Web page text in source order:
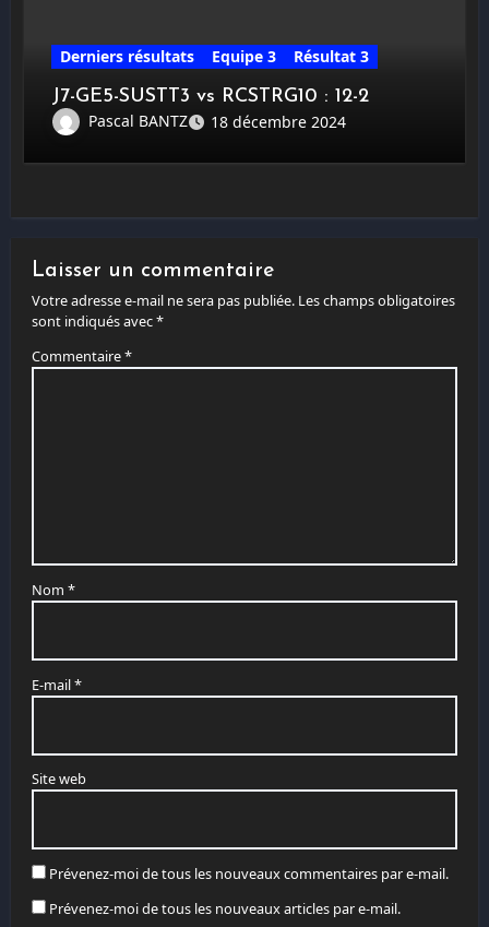
Derniers résultats Equipe 3
Résultat 3
J7-GE5-SUSTT3 vs RCSTRG10 : 12-2
Pascal BANTZ
18 décembre 2024
Laisser un commentaire
Votre adresse e-mail ne sera pas publiée. Les champs obligatoires
sont indiqués avec*
Commentaire*
Nom *
E-mail*
Site web
Prévenez-moi de tous les nouveaux commentaires par e-mail.
Prévenez-moi de tous les nouveaux articles par e-mail.